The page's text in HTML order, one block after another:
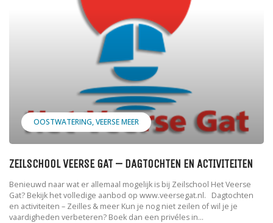
OOSTWATERING VEERSE MEER
ZEILSCHOOL VEERSE GAT – DAGTOCHTEN EN ACTIVITEITEN
Benieuwd naar wat er allemaal mogelijk is bij Zeilschool Het Veerse
Gat? Bekijk het volledige aanbod op www.veersegat.nl. Dagtochten
en activiteiten – Zeilles & meer Kun je nog niet zeilen of wil je je
vaardigheden verbeteren? Boek dan een privéles in...